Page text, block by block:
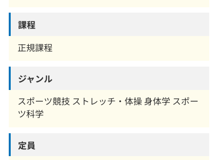
課程
正規課程
ジャンル
スポーツ競技 ストレッチ・体操 身体学 スポー
ツ科学
定員